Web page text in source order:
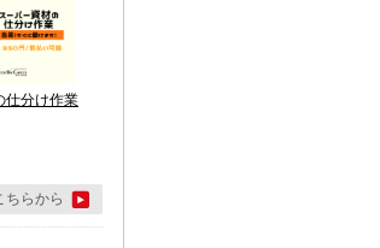
仕分け作業
ちらから